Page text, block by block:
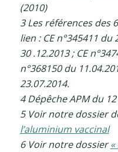
(2010)
3 Les références des
lien : CE n°345411 du
30 .12.2013 ; CE
n°368150 du
23.07.2014.
4 Dépêche APM du
5 Voir notre dossier
l’aluminium vaccinal
6 Voir notre dossier